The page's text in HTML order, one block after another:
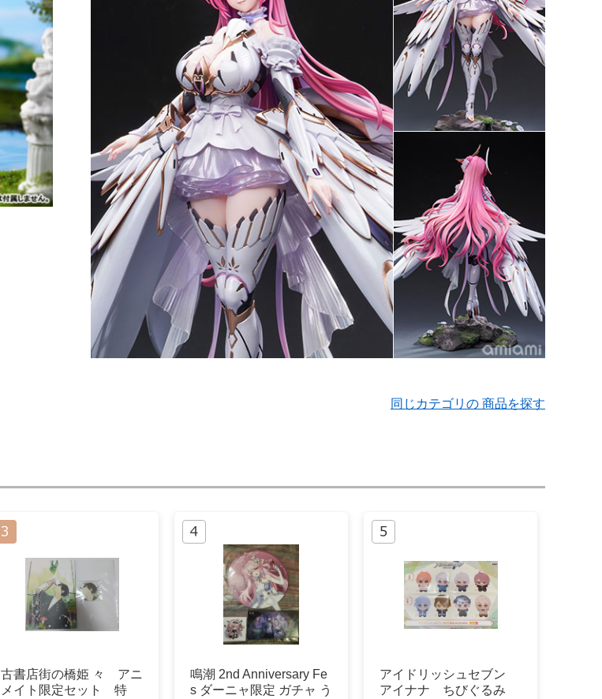
同じカテゴリの 商品を探す
古書店街の橋姫 々 アニ
メイト限定セット 特
鳴潮 2nd Anniversary Fe
s ダーニャ限定 ガチャ う
アイドリッシュセブン
アイナナ ちびぐるみ